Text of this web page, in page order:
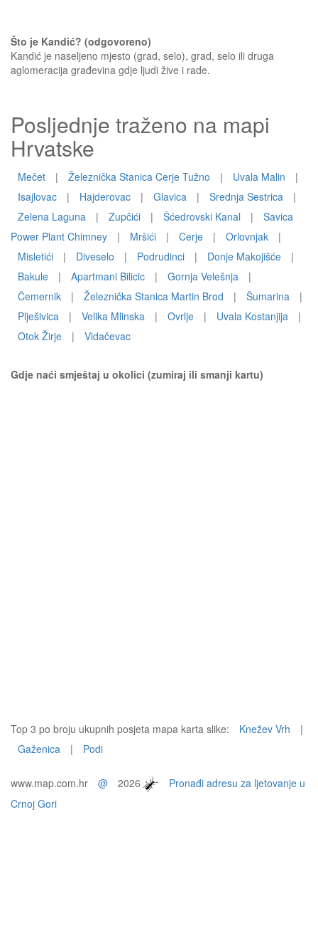
Što je Kandić? (odgovoreno)
Kandić je naseljeno mjesto (grad, selo), grad, selo ili druga
aglomeracija građevina gdje ljudi žive i rade.
Posljednje traženo na mapi
Hrvatske
Mečet | Železnička Stanica Cerje Tužno | Uvala Malin
|
Isajlovac
| Hajderovac | Glavica | Srednja Sestrica
|
Zelena Laguna
| Zupčići | Šćedrovski Kanal |
Savica
Power Plant Chimney
| Mršići | Cerje | Orlovnjak
|
Misletići
| Diveselo | Podrudinci | Donje Makojišće
|
Bakule
| Apartmani Bilicic | Gornja Velešnja
|
Čemernik
| Železnička Stanica Martin Brod | Šumarina
|
Plješivica
| Velika Mlinska | Ovrlje | Uvala Kostanjija
|
Otok Žirje
| Vidačevac
Gdje naći smještaj u okolici (zumiraj ili smanji kartu)
Top 3 po broju ukupnih posjeta mapa karta slike: Knežev Vrh
|
Gaženica
| Podi
www.map.com.hr @ 2026
Pronađi adresu za ljetovanje u
Crnoj Gori